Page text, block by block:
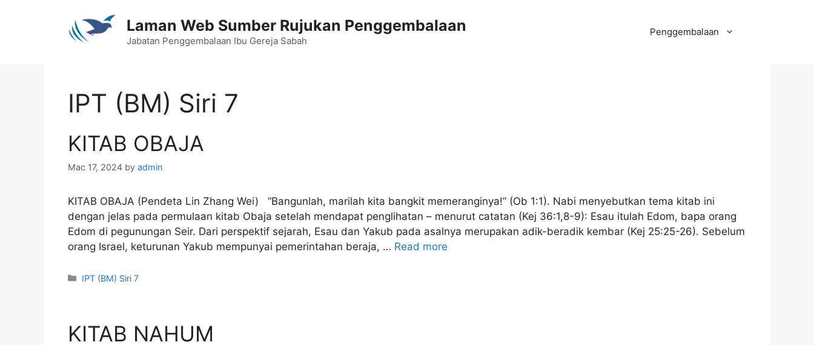
Laman Web Sumber Rujukan Penggembalaan
Jabatan Penggembalaan Ibu Gereja Sabah
Penggembalaan
IPT (BM) Siri 7
KITAB OBAJA
Mac 17, 2024 by admin
KITAB OBAJA (Pendeta Lin Zhang Wei) “Bangunlah, marilah kita bangkit memeranginya!” (Ob 1:1). Nabi menyebutkan tema kitab ini
dengan jelas pada permulaan kitab Obaja setelah mendapat penglihatan – menurut catatan (Kej 36:1,8-9): Esau itulah Edom, bapa orang
Edom di pegunungan Seir. Dari perspektif sejarah, Esau dan Yakub pada asalnya merupakan adik-beradik kembar (Kej 25:25-26). Sebelum
orang Israel, keturunan Yakub mempunyai pemerintahan beraja, … Read more
Categories
IPT (BM) Siri 7
KITAB NAHUM